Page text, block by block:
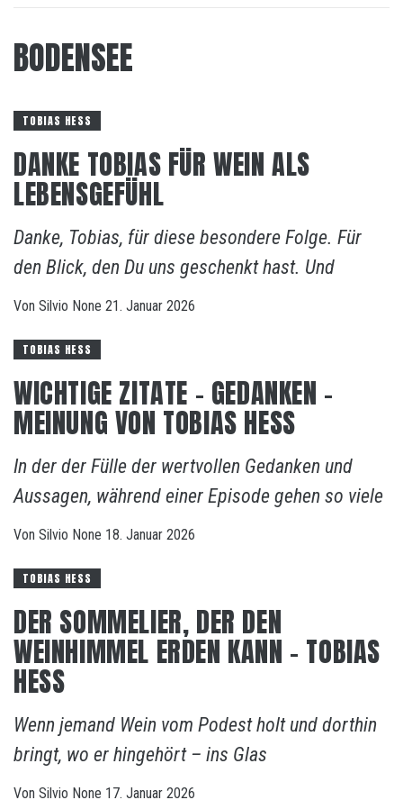
BODENSEE
TOBIAS HESS
DANKE TOBIAS FÜR WEIN ALS
LEBENSGEFÜHL
Danke, Tobias, für diese besondere Folge. Für
den Blick, den Du uns geschenkt hast. Und
Von Silvio None 21. Januar 2026
TOBIAS HESS
WICHTIGE ZITATE – GEDANKEN –
MEINUNG VON TOBIAS HESS
In der der Fülle der wertvollen Gedanken und
Aussagen, während einer Episode gehen so viele
Von Silvio None 18. Januar 2026
TOBIAS HESS
DER SOMMELIER, DER DEN
WEINHIMMEL ERDEN KANN – TOBIAS
HESS
Wenn jemand Wein vom Podest holt und dorthin
bringt, wo er hingehört – ins Glas
Von Silvio None 17. Januar 2026